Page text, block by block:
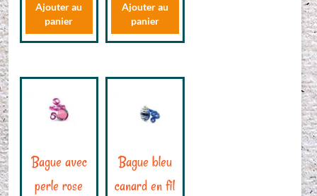
Ajouter au
panier
Ajouter au
panier
Bague avec
perle rose
Bague bleu
canard en fil